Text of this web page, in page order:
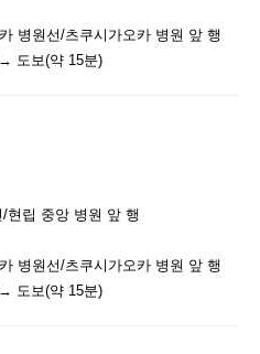
병원선/츠쿠시가오카 병원 앞 행
현립 중앙 병원 앞 행
병원선/츠쿠시가오카 병원 앞 행